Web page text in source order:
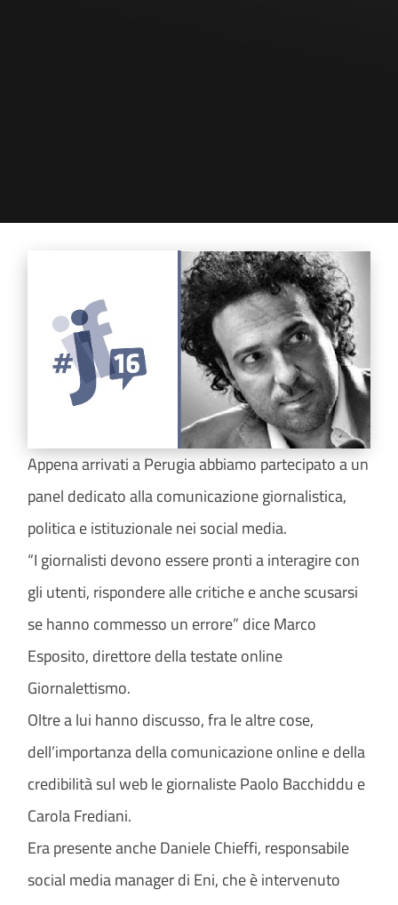
Appena arrivati a Perugia abbiamo partecipato a un
panel dedicato alla comunicazione giornalistica,
politica e istituzionale nei social media.
“I giornalisti devono essere pronti a interagire con
gli utenti, rispondere alle critiche e anche scusarsi
se hanno commesso un errore” dice Marco
Esposito, direttore della testate online
Giornalettismo.
Oltre a lui hanno discusso, fra le altre cose,
dell’importanza della comunicazione online e della
credibilità sul web le giornaliste Paolo Bacchiddu e
Carola Frediani.
Era presente anche Daniele Chieffi, responsabile
social media manager di Eni, che è intervenuto